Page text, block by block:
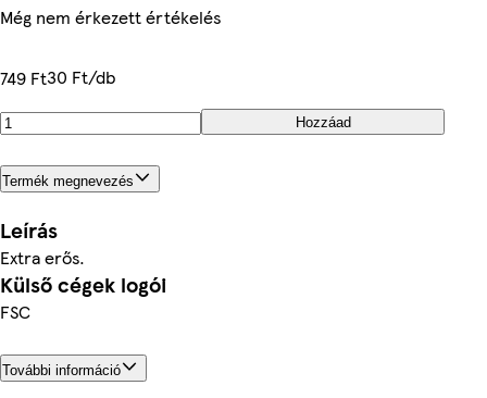
Még nem érkezett értékelés
749 Ft30 Ft/db
Hozzáad
Termék megnevezés
Leírás
Extra erős.
Külső cégek logói
FSC
További információ